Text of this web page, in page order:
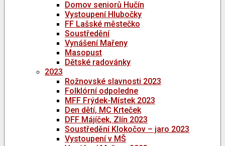
Domov seniorů Hučín
Vystoupení Hlubočky
FF Lašské městečko
Soustředění
Vynášení Mařeny
Masopust
Dětské radovánky
2023
Rožnovské slavnosti 2023
Folklórní odpoledne
MFF Frýdek-Místek 2023
Den dětí, MC Krteček
DFF Májíček, Zlín 2023
Soustředění Klokočov – jaro 2023
Vystoupení v MŠ